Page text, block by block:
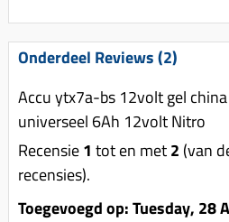
Onderdeel Reviews (2)
Accu ytx7a-bs 12volt gel
universeel 6Ah 12volt Nitro
Recensie1 tot en met2 (van
recensies).
Toegevoegd op: Tuesday, 28